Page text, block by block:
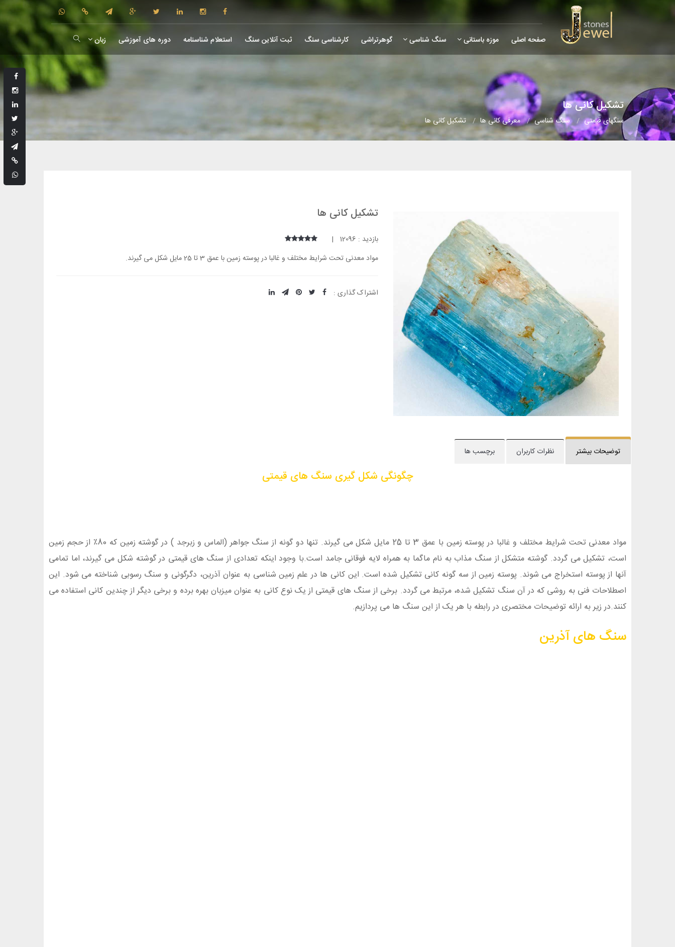
صفحه اصلی موزه باستانی سنگ شناسی گوهرتراشی کارشناسی سنگ ثبت آنلاین سنگ استعلام شناسنامه دوره های آموزشی زبان
تشکیل کانی ها
سنگهای قیمتی سنگ شناسی معرفی کانی ها تشکیل کانی ها
تشکیل کانی ها
بازدید : 12096 |
مواد معدنی تحت شرایط مختلف و غالبا در پوسته زمین با عمق 3 تا 25 مایل شکل می گیرند.
اشتراک گذاری :
توضیحات بیشتر نظرات کاربران برچسب ها
چگونگی شکل گیری سنگ های قیمتی
مواد معدنی تحت شرایط مختلف و غالبا در پوسته زمین با عمق 3 تا 25 مایل شکل می گیرند. تنها دو گونه از سنگ جواهر (الماس و زبرجد ) در گوشته زمین که 80٪ از حجم زمین
است، تشکیل می گردد. گوشته متشکل از سنگ مذاب به نام ماگما به همراه لایه فوقانی جامد است.با وجود اینکه تعدادی از سنگ های قیمتی در گوشته شکل می گیرند، اما تمامی
آنها از پوسته استخراج می شوند. پوسته زمین از سه گونه کانی تشکیل شده است. این کانی ها در علم زمین شناسی به عنوان آذرین، دگرگونی و سنگ رسوبی شناخته می شود. این
اصطلاحات فنی به روشی که در آن سنگ تشکیل شده، مرتبط می گردد. برخی از سنگ های قیمتی از یک نوع کانی به عنوان میزبان بهره برده و برخی دیگر از چندین کانی استفاده می
کنند.در زیر به ارائه توضیحات مختصری در رابطه با هر یک از این سنگ ها می پردازیم.
سنگ های آذرین